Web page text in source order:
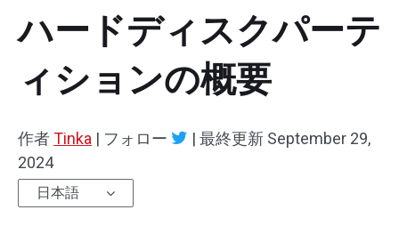
ハードディスクパーテ
ィションの概要
作者Tinka | フォロー | 最終更新 September 29,
2024
日本語